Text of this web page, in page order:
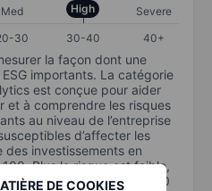
DE COOKIES
Med High
Severe
30 30-40 40+
la façon dont une
importants. La catégorie
est conçue pour aider
et à comprendre les risques
au niveau de l’entreprise
d’affecter les
investissements en
Plus le risque est faible,
à aucun risque et 100